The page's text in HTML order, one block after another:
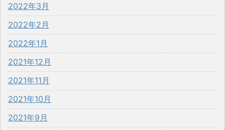
2022年3月
2022年2月
2022年1月
2021年12月
2021年11月
2021年10月
2021年9月